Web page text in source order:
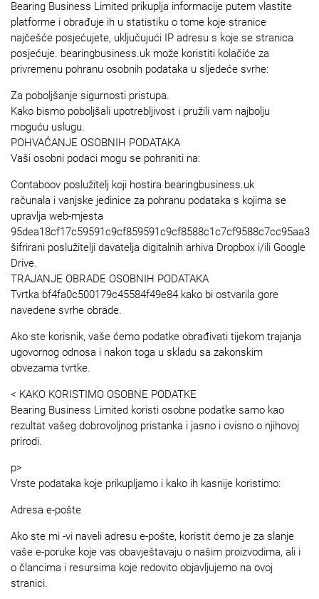
Bearing Business Limited prikuplja informacije putem vlastite
platforme i obrađuje ih u statistiku o tome koje stranice
najčešće posjećujete, uključujući IP adresu s koje se stranica
posjećuje. bearingbusiness.uk može koristiti kolačiće za
privremenu pohranu osobnih podataka u sljedeće svrhe:
Za poboljšanje sigurnosti pristupa.
Kako bismo poboljšali upotrebljivost i pružili vam najbolju
moguću uslugu.
POHVAĆANJE OSOBNIH PODATAKA
Vaši osobni podaci mogu se pohraniti na:
Contaboov poslužitelj koji hostira bearingbusiness.uk
računala i vanjske jedinice za pohranu podataka s kojima se
upravlja web-mjesta
95dea18cf17c59591c9cf859591c9cf8588c1c7cf9588c7cc95aa3
šifrirani poslužitelji davatelja digitalnih arhiva Dropbox i/ili Google
Drive.
TRAJANJE OBRADE OSOBNIH PODATAKA
Tvrtka bf4fa0c500179c45584f49e84 kako bi ostvarila gore
navedene svrhe obrade.
Ako ste korisnik, vaše ćemo podatke obrađivati tijekom trajanja
ugovornog odnosa i nakon toga u skladu sa zakonskim
obvezama tvrtke.
< KAKO KORISTIMO OSOBNE PODATKE
Bearing Business Limited koristi osobne podatke samo kao
rezultat vašeg dobrovoljnog pristanka i jasno i ovisno o njihovoj
prirodi.
p>
Vrste podataka koje prikupljamo i kako ih kasnije koristimo:
Adresa e-pošte
Ako ste mi -vi naveli adresu e-pošte, koristit ćemo je za slanje
vaše e-poruke koje vas obavještavaju o našim proizvodima, ali i
o člancima i resursima koje redovito objavljujemo na ovoj
stranici.